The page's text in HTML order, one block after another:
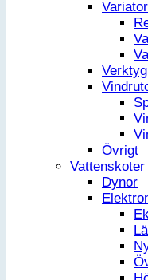
Variator
Övrigt
Dynor